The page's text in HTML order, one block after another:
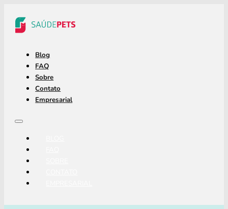
Blog
FAQ
Sobre
Contato
Empresarial